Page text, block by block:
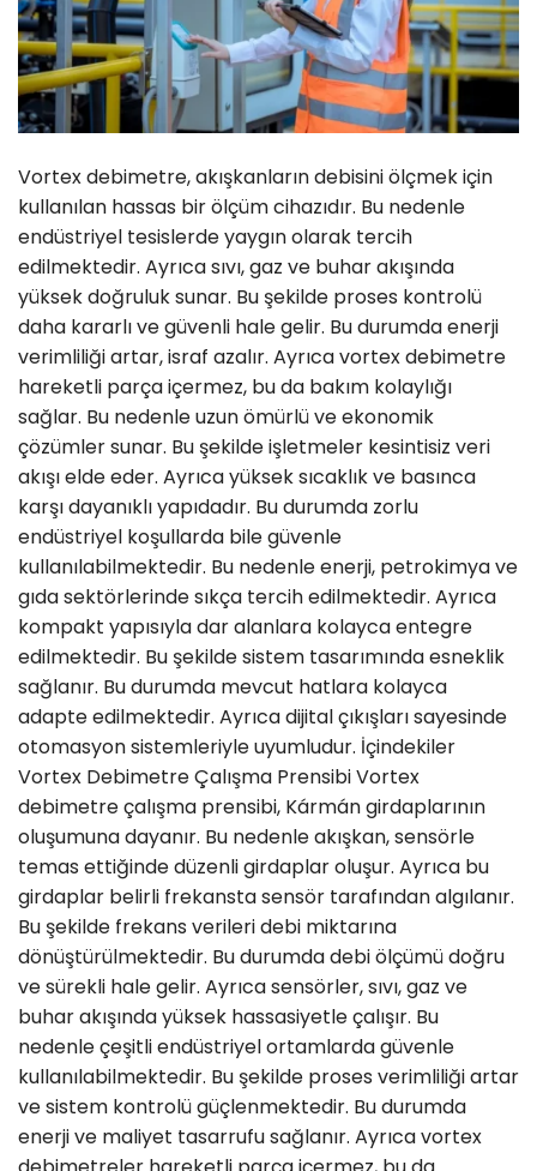
Vortex debimetre, akışkanların debisini ölçmek için
kullanılan hassas bir ölçüm cihazıdır. Bu nedenle
endüstriyel tesislerde yaygın olarak tercih
edilmektedir. Ayrıca sıvı, gaz ve buhar akışında
yüksek doğruluk sunar. Bu şekilde proses kontrolü
daha kararlı ve güvenli hale gelir. Bu durumda enerji
verimliliği artar, israf azalır. Ayrıca vortex debimetre
hareketli parça içermez, bu da bakım kolaylığı
sağlar. Bu nedenle uzun ömürlü ve ekonomik
çözümler sunar. Bu şekilde işletmeler kesintisiz veri
akışı elde eder. Ayrıca yüksek sıcaklık ve basınca
karşı dayanıklı yapıdadır. Bu durumda zorlu
endüstriyel koşullarda bile güvenle
kullanılabilmektedir. Bu nedenle enerji, petrokimya ve
gıda sektörlerinde sıkça tercih edilmektedir. Ayrıca
kompakt yapısıyla dar alanlara kolayca entegre
edilmektedir. Bu şekilde sistem tasarımında esneklik
sağlanır. Bu durumda mevcut hatlara kolayca
adapte edilmektedir. Ayrıca dijital çıkışları sayesinde
otomasyon sistemleriyle uyumludur. İçindekiler ​
Vortex Debimetre Çalışma Prensibi Vortex
debimetre çalışma prensibi, Kármán girdaplarının
oluşumuna dayanır. Bu nedenle akışkan, sensörle
temas ettiğinde düzenli girdaplar oluşur. Ayrıca bu
girdaplar belirli frekansta sensör tarafından algılanır.
Bu şekilde frekans verileri debi miktarına
dönüştürülmektedir. Bu durumda debi ölçümü doğru
ve sürekli hale gelir. Ayrıca sensörler, sıvı, gaz ve
buhar akışında yüksek hassasiyetle çalışır. Bu
nedenle çeşitli endüstriyel ortamlarda güvenle
kullanılabilmektedir. Bu şekilde proses verimliliği artar
ve sistem kontrolü güçlenmektedir. Bu durumda
enerji ve maliyet tasarrufu sağlanır. Ayrıca vortex